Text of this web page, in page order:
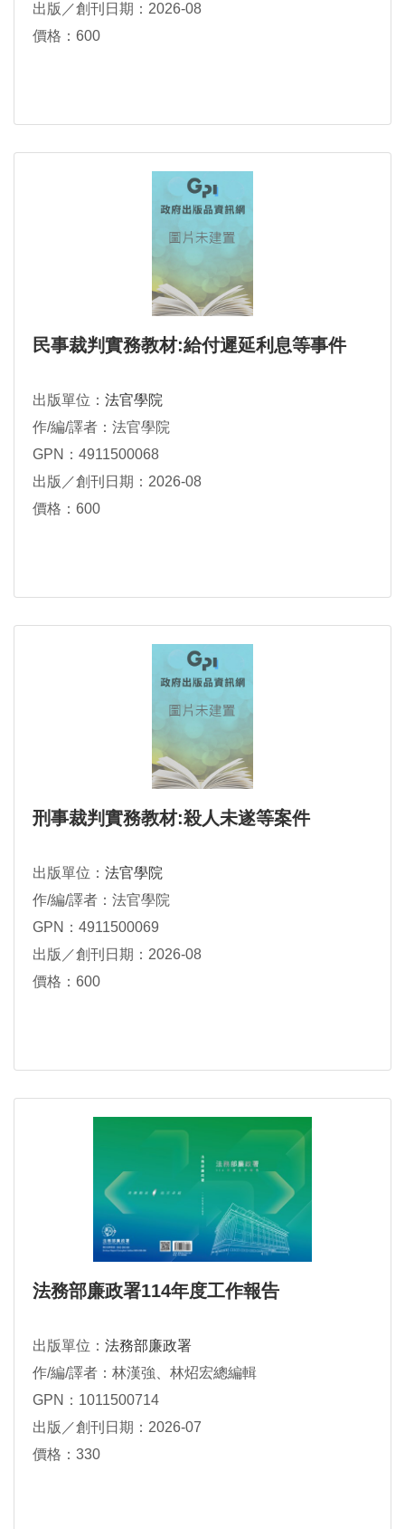
出版／創刊日期：2026-08
價格：600
民事裁判實務教材:給付遲延利息等事件
出版單位： 法官學院
作/編/譯者：法官學院
GPN：4911500068
出版／創刊日期：2026-08
價格：600
刑事裁判實務教材:殺人未遂等案件
出版單位： 法官學院
作/編/譯者：法官學院
GPN：4911500069
出版／創刊日期：2026-08
價格：600
法務部廉政署114年度工作報告
出版單位： 法務部廉政署
作/編/譯者：林漢強、林炤宏總編輯
GPN：1011500714
出版／創刊日期：2026-07
價格：330